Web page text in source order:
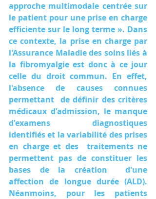
approche multimodale centrée sur
le patient pour une prise en charge
efficiente sur le long terme ». Dans
ce contexte, la prise en charge par
l'Assurance Maladie des soins liés à
la fibromyalgie est donc à ce jour
celle du droit commun. En effet,
l'absence de causes connues
permettant  de définir des critères
médicaux d'admission, le manque
d'examens  diagnostiques
identifiés et la variabilité des prises
en charge et des  traitements ne
permettent pas de constituer les
bases de la création  d'une
affection de longue durée (ALD).
Néanmoins, pour les patients